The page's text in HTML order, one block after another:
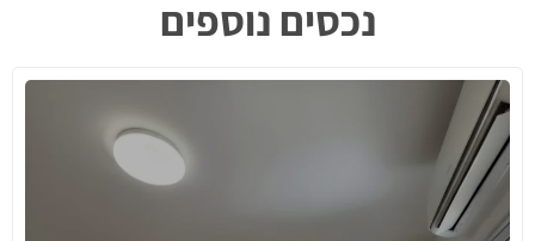
נכסים נוספים